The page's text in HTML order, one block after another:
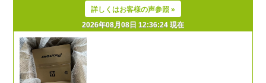
詳しくはお客様の声参照 »
2026年08月08日 12:36:24 現在